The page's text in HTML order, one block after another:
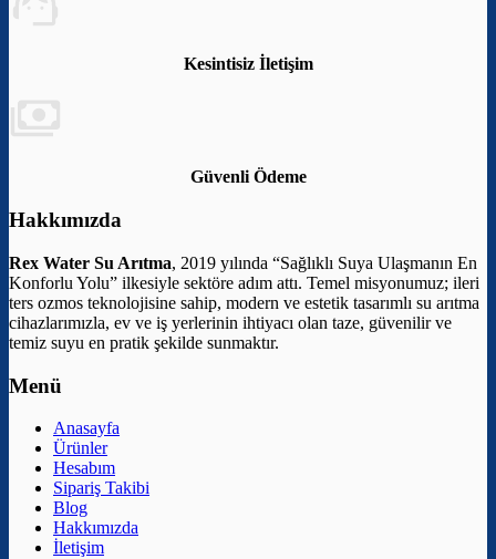
Kesintisiz İletişim
Güvenli Ödeme
Hakkımızda
Rex Water Su Arıtma, 2019 yılında “Sağlıklı Suya Ulaşmanın En
Konforlu Yolu” ilkesiyle sektöre adım attı. Temel misyonumuz; ileri
ters ozmos teknolojisine sahip, modern ve estetik tasarımlı su arıtma
cihazlarımızla, ev ve iş yerlerinin ihtiyacı olan taze, güvenilir ve
temiz suyu en pratik şekilde sunmaktır.
Menü
Anasayfa
Ürünler
Hesabım
Sipariş Takibi
Blog
Hakkımızda
İletişim